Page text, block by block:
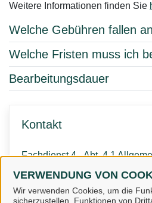
VERWENDUNG VON
Wir verwenden Cookies, um die
sicherzustellen, Funktionen von
Weitere Informationen finden Sie
Welche Gebühren fallen
Welche Fristen muss ich
Bearbeitungsdauer
Kontakt
Fachdienst 4 - Abt. 4.1
Schulverwaltung /